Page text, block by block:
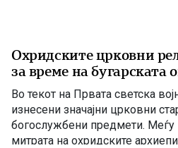
Охридските црковни
за време на бугарската
Во текот на Првата светска
изнесени значајни црковни
богослужбени предмети. Меѓу
митрата на охридските